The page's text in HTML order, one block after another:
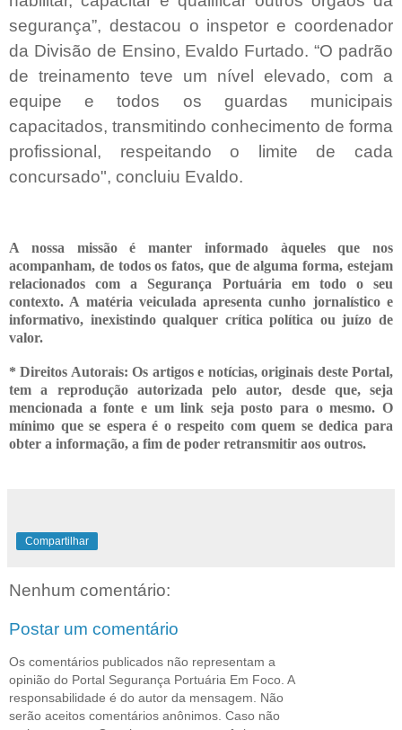
segurança”, destacou o inspetor e coordenador
da Divisão de Ensino, Evaldo Furtado. “O padrão
de treinamento teve um nível elevado, com a
equipe e todos os guardas municipais
capacitados, transmitindo conhecimento de forma
profissional, respeitando o limite de cada
concursado", concluiu Evaldo.
A nossa missão é manter informado àqueles que nos
acompanham, de todos os fatos, que de alguma forma, estejam
relacionados com a Segurança Portuária em todo o seu
contexto. A matéria veiculada apresenta cunho jornalístico e
informativo, inexistindo qualquer críticapolítica ou juízo de
valor.
* Direitos Autorais: Os artigos e notícias, originais deste Portal,
tem a reprodução autorizada pelo autor, desde que, seja
mencionada a fonte e um link seja posto para o mesmo. O
mínimo que se espera é o respeito com quem se dedica para
obter a informação, a fim de poder retransmitir aos outros.
Compartilhar
Nenhum comentário:
Postar um comentário
Os comentários publicados não representam a
opinião do Portal Segurança Portuária Em Foco. A
responsabilidade é do autor da mensagem. Não
serão aceitos comentários anônimos. Caso não